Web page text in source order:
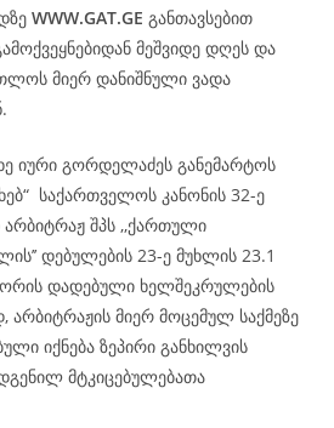
WWW.GAT.GE განთავსებით
მეშვიდე დღეს და
მიერ დანიშნული ვადა
იური გორდელაძეს განემარტოს
საქართველოს კანონის 32-ე
შპს ,,ქართული
დებულების 23-ე მუხლის 23.1
დადებული ხელშეკრულების
არბიტრაჟის მიერ მოცემულ საქმეზე
იქნება ზეპირი განხილვის
მტკიცებულებათა